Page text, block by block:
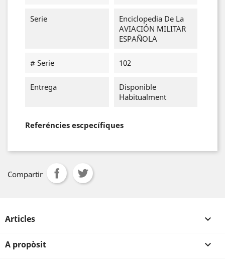
Serie
Enciclopedia De La
AVIACIÓN MILITAR
ESPAÑOLA
# Serie 102
Entrega
Disponible
Habitualment
Referéncies escpecífiques
Compartir
Articles 
A propòsit 